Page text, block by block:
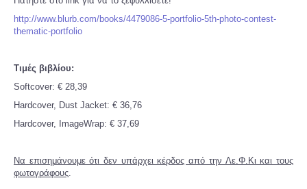
http://www.blurb.com/books/4479086-5-portfolio-5th-photo-contest-
thematic-portfolio
Τιμές βιβλίου:
Softcover: € 28,39
Hardcover, Dust Jacket: € 36,76
Hardcover, ImageWrap: € 37,69
Να επισημάνουμε ότι δεν υπάρχει κέρδος από την Λε.Φ.Κι και τους
φωτογράφους.